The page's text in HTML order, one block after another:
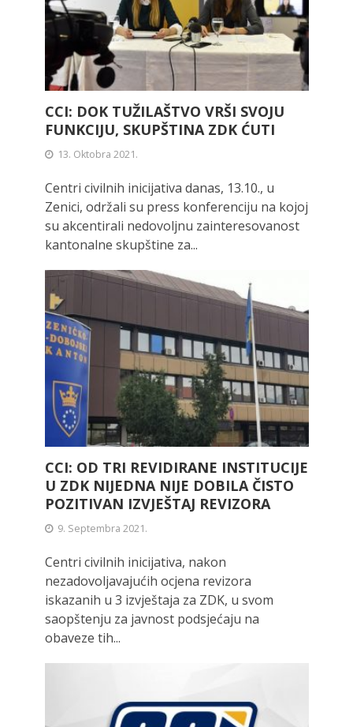
CCI: DOK TUŽILAŠTVO VRŠI SVOJU
FUNKCIJU, SKUPŠTINA ZDK ĆUTI
13. Oktobra 2021.
Centri civilnih inicijativa danas, 13.10., u
Zenici, održali su press konferenciju na kojoj
su akcentirali nedovoljnu zainteresovanost
kantonalne skupštine za...
CCI: OD TRI REVIDIRANE INSTITUCIJE
U ZDK NIJEDNA NIJE DOBILA ČISTO
POZITIVAN IZVJEŠTAJ REVIZORA
9. Septembra 2021.
Centri civilnih inicijativa, nakon
nezadovoljavajućih ocjena revizora
iskazanih u 3 izvještaja za ZDK, u svom
saopštenju za javnost podsjećaju na
obaveze tih...